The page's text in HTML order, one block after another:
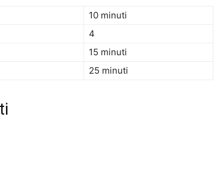
10 minuti
4
15 minuti
25 minuti